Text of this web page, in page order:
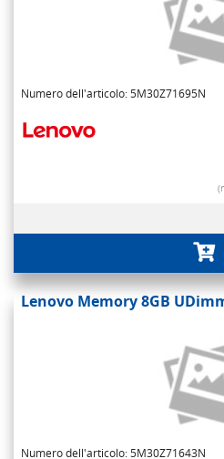
Numero dell'articolo: 5M30Z71695N
Lenovo Memory 8GB
Numero dell'articolo: 5M30Z71643N